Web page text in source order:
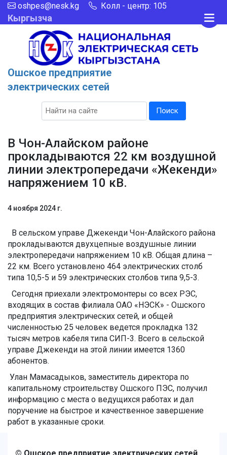
oshpes@nesk.kg Колл - центр: 105
Кыргызча
Ошское предприятие
электрических сетей
Поиск
В Чон-Алайском районе
прокладываются 22 км воздушной
линии электропередачи «Жекенди»
напряжением 10 кВ.
4 ноября 2024 г.
В сельском управе Джекенди Чон-Алайского района
прокладываются двухцепные воздушные линии
электропередачи напряжением 10 кВ. Общая длина –
22 км. Всего установлено 464 электрических столб
типа 10,5-5 и 59 электрических столбов типа 9,5-3.
Сегодня приехали электромонтеры со всех РЭС,
входящих в состав филиала ОАО «НЭСК» - Ошского
предприятия электрических сетей, и общей
численностью 25 человек ведется прокладка 132
тысяч метров кабеля типа СИП-3. Всего в сельской
управе Джекенди на этой линии имеется 1360
абонентов.
Улан Мамасадыков, заместитель директора по
капитальному строительству Ошского ПЭС, получил
информацию с места о ведущихся работах и ​​дал
поручение на быстрое и качественное завершение
работ в указанные сроки.